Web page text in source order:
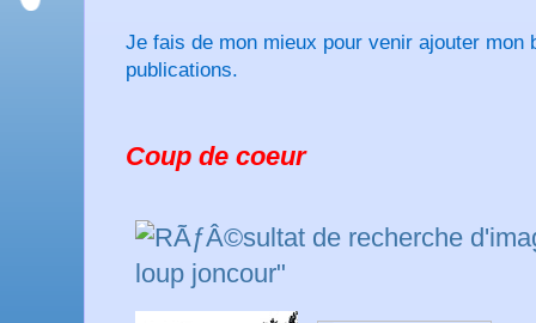
Je fais de mon mieux pour venir ajouter mon
publications.
Coup de coeur